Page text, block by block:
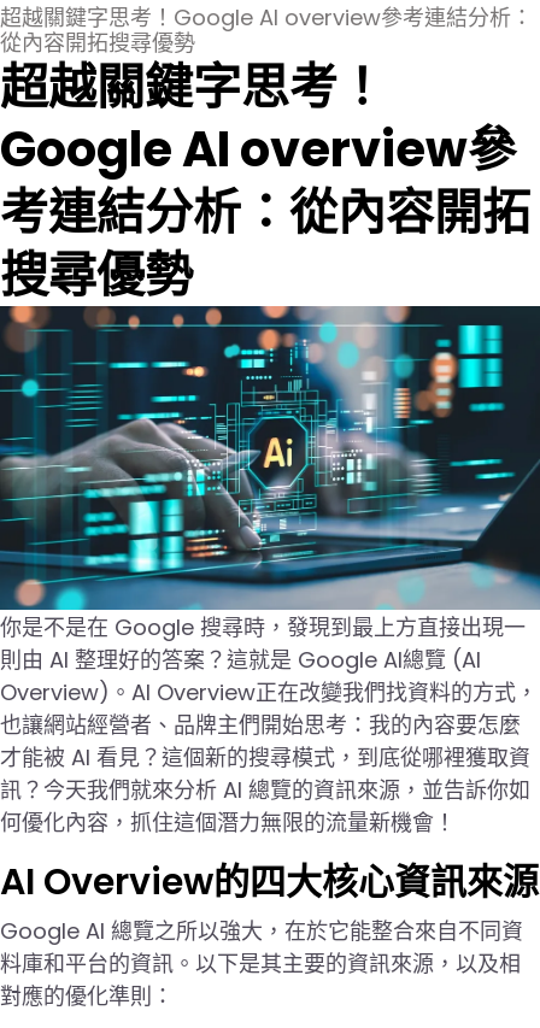
超越關鍵字思考！Google AI overview參考連結分析：
從內容開拓搜尋優勢
超越關鍵字思考！
Google AI overview參
考連結分析：從內容開拓
搜尋優勢
你是不是在 Google 搜尋時，發現到最上方直接出現一
則由 AI 整理好的答案？這就是 Google AI總覽 (AI
Overview)。AI Overview正在改變我們找資料的方式，
也讓網站經營者、品牌主們開始思考：我的內容要怎麼
才能被 AI 看見？這個新的搜尋模式，到底從哪裡獲取資
訊？今天我們就來分析 AI 總覽的資訊來源，並告訴你如
何優化內容，抓住這個潛力無限的流量新機會！
AI Overview的四大核心資訊來源
Google AI 總覽之所以強大，在於它能整合來自不同資
料庫和平台的資訊。以下是其主要的資訊來源，以及相
對應的優化準則：